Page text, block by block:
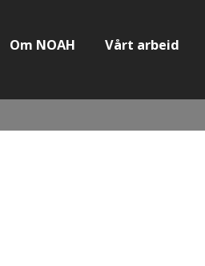
Om NOAH Vårt arbeid